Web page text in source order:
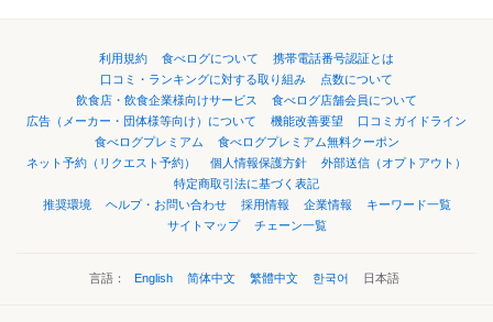
利用規約 食べログについて
携帯電話番号認証とは
口コミ・ランキングに対する取り組み
点数について
飲食店・飲食企業様向けサービス
食べログ店舗会員について
広告（メーカー・団体様等向け）について
機能改善要望
口コミガイドライン
食べログプレミアム
食べログプレミアム無料クーポン
ネット予約（リクエスト予約）
個人情報保護方針
外部送信（オプトアウト）
特定商取引法に基づく表記
推奨環境
ヘルプ・お問い合わせ 採用情報 企業情報
キーワード一覧
サイトマップ
チェーン一覧
言語： English 简体中文 繁體中文 한국어 日本語